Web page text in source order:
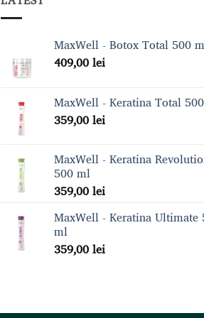
MaxWell - Botox Total 500
409,00lei
MaxWell - Keratina Total
359,00lei
MaxWell - Keratina
500 ml
359,00lei
MaxWell - Keratina Ultimate
ml
359,00lei